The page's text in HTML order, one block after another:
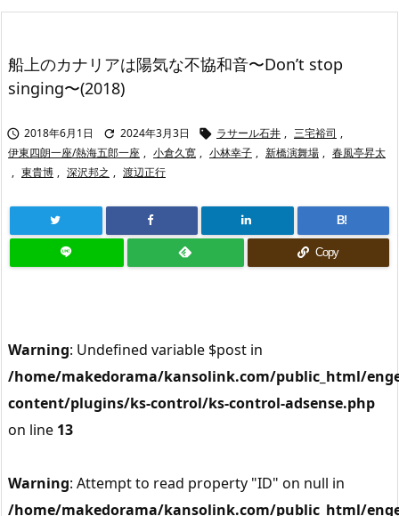
船上のカナリアは陽気な不協和音〜Don’t stop
singing〜(2018)
 2018年6月1日  2024年3月3日  ラサール石井 , 三宅裕司 ,
伊東四朗一座/熱海五郎一座 , 小倉久寛 , 小林幸子 , 新橋演舞場 , 春風亭昇太
, 東貴博 , 深沢邦之 , 渡辺正行
B!
Copy
Warning: Undefined variable $post in
/home/makedorama/kansolink.com/public_html/
content/plugins/ks-control/ks-control-adsense.php
on line 13
Warning: Attempt to read property "ID" on null in
/home/makedorama/kansolink.com/public_html/